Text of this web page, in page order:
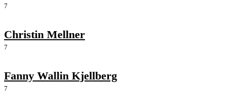
7
Christin Mellner
7
Fanny Wallin Kjellberg
7